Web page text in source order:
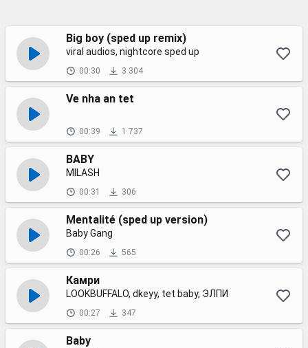
Big boy (sped up remix)
viral audios, nightcore sped up
00:30 3 304
Ve nha an tet
00:39 1 737
BABY
MILASH
00:31 306
Mentalité (sped up version)
Baby Gang
00:26 565
Камри
LOOKBUFFALO, dkeyy, tet baby, ЭЛПИ
00:27 347
Baby